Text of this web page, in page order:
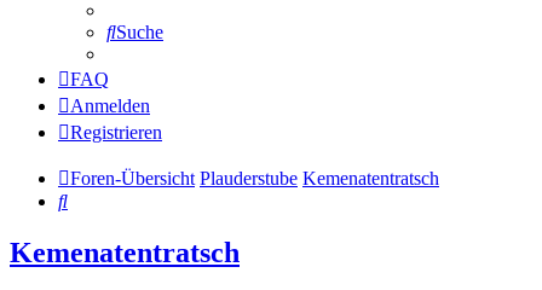
Suche
FAQ
Anmelden
Registrieren
Foren-Übersicht Plauderstube Kemenatentratsch
Suche
Kemenatentratsch